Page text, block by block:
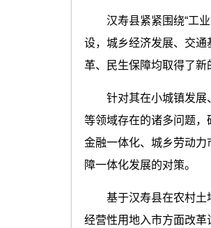
汉寿县紧紧围绕“工业
设，城乡经济发展、交
革、民生保障均取得了新
针对其在小城镇发展、
等领域存在的诸多问题
金融一体化、城乡劳动
障一体化发展的对策。
基于汉寿县在农村土地
经营性用地入市方面改革